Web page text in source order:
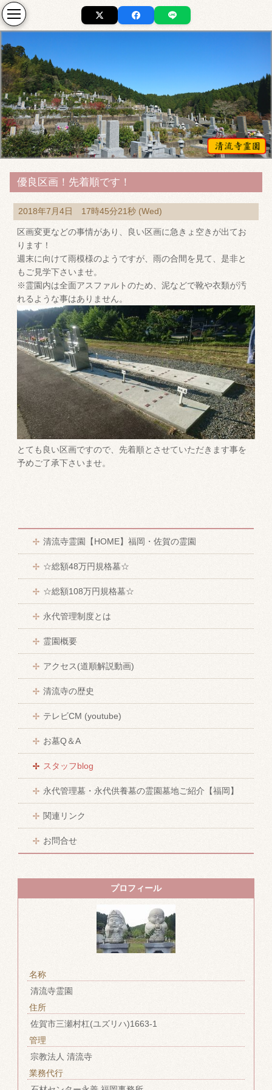
優良区画！先着順です！
2018年7月4日 17時45分21秒 (Wed)
区画変更などの事情があり、良い区画に急きょ空きが出てお
ります！
週末に向けて雨模様のようですが、雨の合間を見て、是非と
もご見学下さいませ。
※霊園内は全面アスファルトのため、泥などで靴や衣類が汚
れるような事はありません。
とても良い区画ですので、先着順とさせていただきます事を
予めご了承下さいませ。
清流寺霊園【HOME】福岡・佐賀の霊園
☆総額48万円規格墓☆
☆総額108万円規格墓☆
永代管理制度とは
霊園概要
アクセス(道順解説動画)
清流寺の歴史
テレビCM (youtube)
お墓Q＆A
スタッフblog
永代管理墓・永代供養墓の霊園墓地ご紹介【福岡】
関連リンク
お問合せ
プロフィール
名称
清流寺霊園
住所
佐賀市三瀬村杠(ユズリハ)1663-1
管理
宗教法人 清流寺
業務代行